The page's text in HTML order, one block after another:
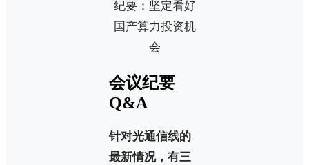
会议纪要
Q&A
针对光通信线的
最新情况，有三